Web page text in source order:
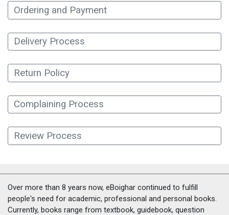
Ordering and Payment
Delivery Process
Return Policy
Complaining Process
Review Process
Over more than 8 years now, eBoighar continued to fulfill
people's need for academic, professional and personal books.
Currently, books range from textbook, guidebook, question